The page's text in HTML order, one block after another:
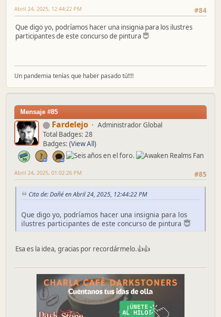
#84
Abril 24, 2025, 12:44:22 PM
Que digo yo, podríamos hacer una insignia para los ilustres
participantes de este concurso de pintura 😇
Un pandemia tenías que haber pasado tú!!!!
Mensaje #85
Fardelejo
Administrador Global
Total Badges: 28
Badges: (View All)
#85
Abril 24, 2025, 01:02:26 PM
Cita de: Dañé en Abril 24, 2025, 12:44:22 PM
Que digo yo, podríamos hacer una insignia para los
ilustres participantes de este concurso de pintura 😇
Esa es la idea, gracias por recordármelo.👍👍